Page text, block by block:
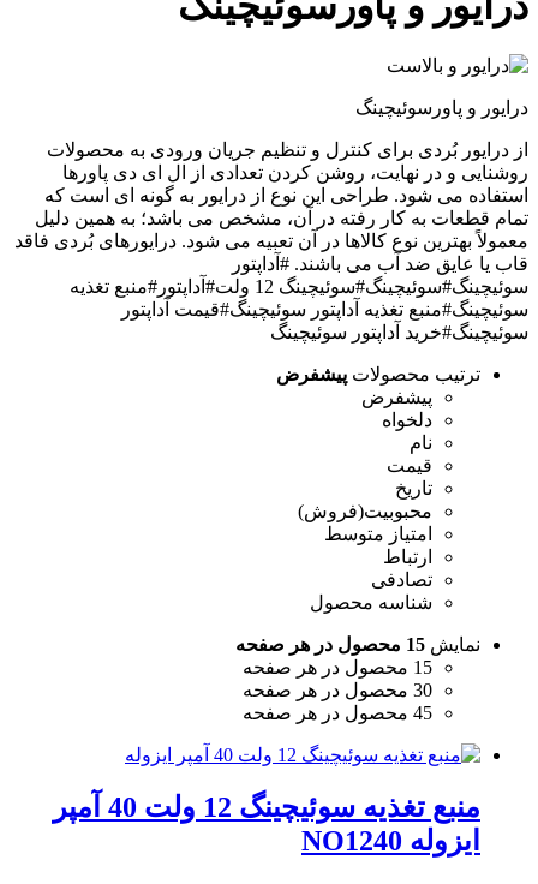
درایور و پاورسوئیچینگ
از درایور بُردی برای کنترل و تنظیم جریان ورودی به محصولات
روشنایی و در نهایت، روشن کردن تعدادی از ال ای دی پاورها
استفاده می شود. طراحی این نوع از درایور به گونه ای است که
تمام قطعات به کار رفته در آن، مشخص می باشد؛ به همین دلیل
معمولاً بهترین نوع کالاها در آن تعبیه می شود. درایورهای بُردی فاقد
قاب یا عایق ضد آب می باشند. #آداپتور
سوئیچینگ#سوئیچینگ#سوئیچینگ 12 ولت #آداپتور #منبع تغذیه
سوئیچینگ#منبع تغذیه آداپتور سوئیچینگ#قیمت آداپتور
سوئیچینگ#خرید آداپتور سوئیچینگ
ترتیب محصولات پیشفرض
پیشفرض
دلخواه
نام
قیمت
تاریخ
محبوبیت(فروش)
امتیاز متوسط
ارتباط
تصادفی
شناسه محصول
نمایش 15 محصول در هر صفحه
15 محصول در هر صفحه
30 محصول در هر صفحه
45 محصول در هر صفحه
منبع تغذیه سوئیچینگ 12 ولت 40 آمپر
ایزوله NO1240